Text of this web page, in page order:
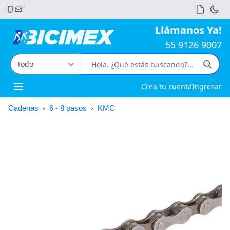
Llámanos Ya!
55 9126 9007
Open main menu Crea tu cuentaIngresar
Cadenas › 6 - 8 pasos › KMC